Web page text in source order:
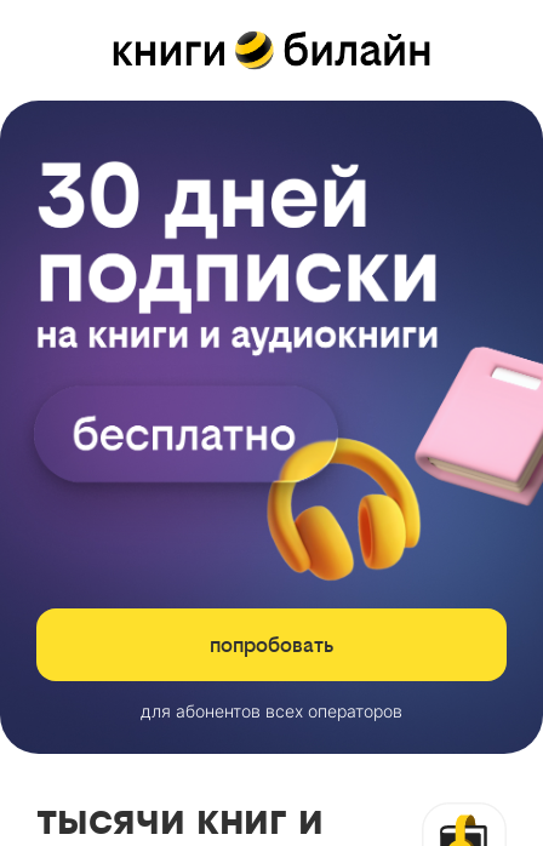
попробовать
для абонентов всех операторов
тысячи книг и